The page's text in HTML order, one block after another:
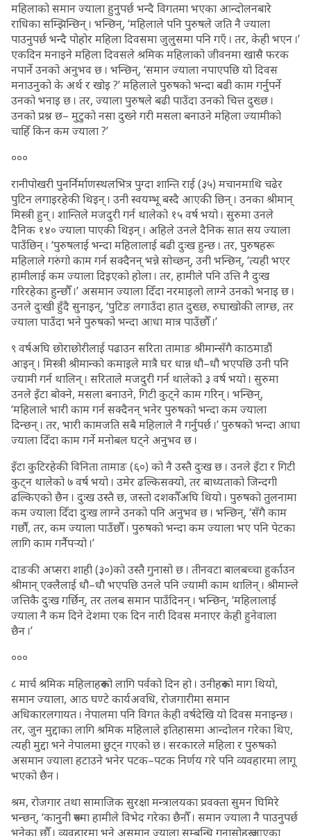
महिलाको समान ज्याला हुनुपर्छ भन्दै विगतमा भएका आन्दोलनबारे
राधिका सम्झिन्छिन् । भन्छिन्, ‘महिलाले पनि पुरुषले जति नै ज्याला
पाउनुपर्छ भन्दै पोहोर महिला दिवसमा जुलुसमा पनि गएँ । तर, केही भएन ।’
एकदिन मनाइने महिला दिवसले श्रमिक महिलाको जीवनमा खासै फरक
नपार्ने उनको अनुभव छ । भन्छिन्, ‘समान ज्याला नपाएपछि यो दिवस
मनाउनुको के अर्थ र खोइ ?’ महिलाले पुरुषको भन्दा बढी काम गर्नुपर्ने
उनको भनाइ छ । तर, ज्याला पुरुषले बढी पाउँदा उनको चित्त दुख्छ ।
उनको प्रश्न छ– मुटुको नसा दुख्ने गरी मसला बनाउने महिला ज्यामीको
चाहिँ किन कम ज्याला ?’
०००
रानीपोखरी पुनर्निर्माणस्थलभित्र पुग्दा शान्ति राई (३५) मचानमाथि चढेर
पुटिन लगाइरहेकी थिइन् । उनी स्वयम्भू बस्दै आएकी छिन् । उनका श्रीमान्
मिस्त्री हुन् । शान्तिले मजदुरी गर्न थालेको १५ वर्ष भयो । सुरुमा उनले
दैनिक १४० ज्याला पाएकी थिइन् । अहिले उनले दैनिक सात सय ज्याला
पाउँछिन् । ‘पुरुषलाई भन्दा महिलालाई बढी दुःख हुन्छ । तर, पुरुषहरू
महिलाले गरुंगो काम गर्न सक्दैनन् भन्ने सोच्छन्, उनी भन्छिन्, ‘त्यही भएर
हामीलाई कम ज्याला दिइएको होला । तर, हामीले पनि उत्ति नै दुःख
गरिरहेका हुन्छौँ ।’ असमान ज्याला दिँदा नरमाइलो लाग्ने उनको भनाइ छ ।
उनले दुःखी हुँदै सुनाइन्, ‘पुटिङ लगाउँदा हात दुख्छ, रुघाखोकी लाग्छ, तर
ज्याला पाउँदा भने पुरुषको भन्दा आधा मात्र पाउँछौँ ।’
९ वर्षअघि छोराछोरीलाई पढाउन सरिता तामाङ श्रीमान्सँगै काठमाडौं
आइन् । मिस्त्री श्रीमान्को कमाइले मात्रै घर धान्न धौ–धौ भएपछि उनी पनि
ज्यामी गर्न थालिन् । सरिताले मजदुरी गर्न थालेको ३ वर्ष भयो । सुरुमा
उनले इँटा बोक्ने, मसला बनाउने, गिटी कुट्ने काम गरिन् । भन्छिन्,
‘महिलाले भारी काम गर्न सक्दैनन् भनेर पुरुषको भन्दा कम ज्याला
दिन्छन् । तर, भारी कामजति सबै महिलाले नै गर्नुपर्छ ।’ पुरुषको भन्दा आधा
ज्याला दिँदा काम गर्ने मनोबल घट्ने अनुभव छ ।
इँटा कुटिरहेकी विनिता तामाङ (६०) को नै उस्तै दुःख छ । उनले इँटा र गिटी
कुट्न थालेको ७ वर्ष भयो । उमेर ढल्किसक्यो, तर बाध्यताको जिन्दगी
ढल्किएको छैन । दुःख उस्तै छ, जस्तो दशकौँअघि थियो । पुरुषको तुलनामा
कम ज्याला दिँदा दुःख लाग्ने उनको पनि अनुभव छ । भन्छिन्, ‘सँगै काम
गर्छौं, तर, कम ज्याला पाउँछौँ । पुरुषको भन्दा कम ज्याला भए पनि पेटका
लागि काम गर्नैपर्‍यो ।’
दाङकी अप्सरा शाही (३०)को उस्तै गुनासो छ । तीनवटा बालबच्चा हुर्काउन
श्रीमान् एक्लैलाई धौ–धौ भएपछि उनले पनि ज्यामी काम थालिन् । श्रीमान्ले
जत्तिकै दुःख गर्छिन्, तर तलब समान पाउँदिनन् । भन्छिन्, ‘महिलालाई
ज्याला नै कम दिने देशमा एक दिन नारी दिवस मनाएर केही हुनेवाला
छैन ।’
०००
८ मार्च श्रमिक महिलाहरूको लागि पर्वको दिन हो । उनीहरूको माग थियो,
समान ज्याला, आठ घण्टे कार्यअवधि, रोजगारीमा समान
अधिकारलगायत । नेपालमा पनि विगत केही वर्षदेखि यो दिवस मनाइन्छ ।
तर, जुन मुद्दाका लागि श्रमिक महिलाले इतिहासमा आन्दोलन गरेका थिए,
त्यही मुद्दा भने नेपालमा छुट्न गएको छ । सरकारले महिला र पुरुषको
असमान ज्याला हटाउने भनेर पटक–पटक निर्णय गरे पनि व्यवहारमा लागू
भएको छैन ।
श्रम, रोजगार तथा सामाजिक सुरक्षा मन्त्रालयका प्रवक्ता सुमन घिमिरे
भन्छन्, ‘कानुनी रूपमा हामीले विभेद गरेका छैनौँ । समान ज्याला नै पाउनुपर्छ
भनेका छौँ । व्यवहारमा भने असमान ज्याला सम्बन्धि गुनासोहरू आएका